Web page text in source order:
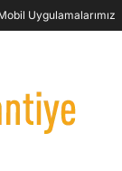
Uygulamalarımız